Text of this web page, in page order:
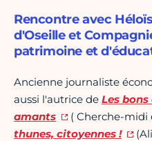
Rencontre avec
d'Oseille et
patrimoine et
Ancienne journaliste
aussi l'autrice de Les
amants
( Cherche-midi
thunes, citoyennes !